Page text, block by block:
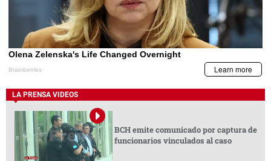
LA PRENSA VIDEOS
BCH emite comunicado por captura de
funcionarios vinculados al caso